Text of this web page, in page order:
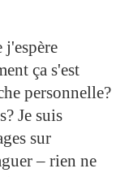
j'espère
ça s'est
personnelle?
Je suis
sur
– rien ne